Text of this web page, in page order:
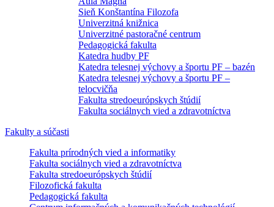
Sieň Konštantína Filozofa
Univerzitná knižnica
Univerzitné pastoračné centrum
Pedagogická fakulta
Katedra hudby PF
Katedra telesnej výchovy a športu PF – bazén
Katedra telesnej výchovy a športu PF –
telocvičňa
Fakulta stredoeurópskych štúdií
Fakulta sociálnych vied a zdravotníctva
Fakulty a súčasti
Fakulta prírodných vied a informatiky
Fakulta sociálnych vied a zdravotníctva
Fakulta stredoeurópskych štúdií
Filozofická fakulta
Pedagogická fakulta